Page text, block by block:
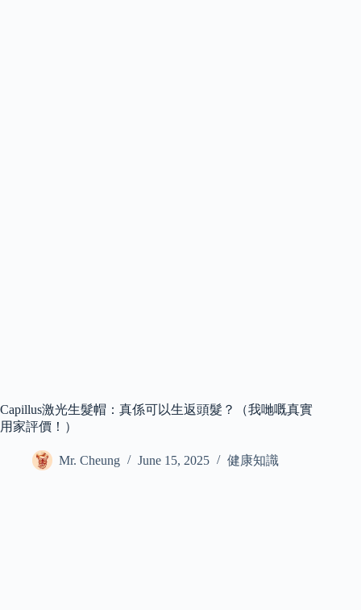
Capillus激光生髮帽：真係可以生返頭髮？（我哋嘅真實
用家評價！）
Mr. Cheung June 15, 2025 健康知識